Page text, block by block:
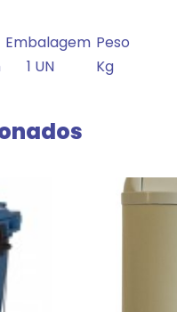
Embalagem Peso
1 UN Kg